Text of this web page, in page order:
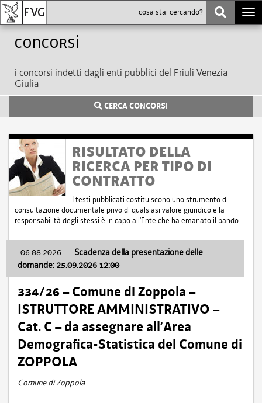
Concorsi
i concorsi indetti dagli enti pubblici del Friuli Venezia
Giulia
CERCA CONCORSI
RISULTATO DELLA
RICERCA PER TIPO DI
CONTRATTO
I testi pubblicati costituiscono uno strumento di
consultazione documentale privo di qualsiasi valore giuridico e la
responsabilità degli stessi è in capo all'Ente che ha emanato il bando.
06.08.2026 - Scadenza della presentazione delle
domande: 25.09.2026 12:00
334/26 – Comune di Zoppola –
ISTRUTTORE AMMINISTRATIVO –
Cat. C – da assegnare all’Area
Demografica-Statistica del Comune di
ZOPPOLA
Comune di Zoppola